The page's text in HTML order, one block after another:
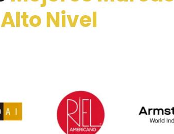
Alto Nivel